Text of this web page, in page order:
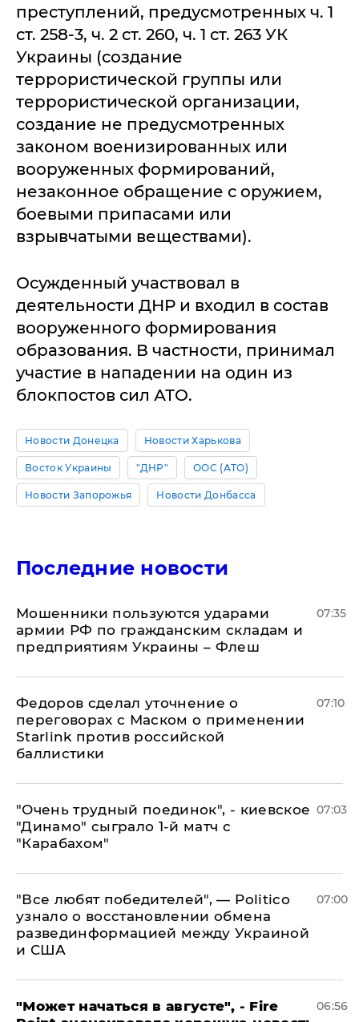
преступлений, предусмотренных ч. 1
ст. 258-3, ч. 2 ст. 260, ч. 1 ст. 263 УК
Украины (создание
террористической группы или
террористической организации,
создание не предусмотренных
законом военизированных или
вооруженных формирований,
незаконное обращение с оружием,
боевыми припасами или
взрывчатыми веществами).
Осужденный участвовал в
деятельности ДНР и входил в состав
вооруженного формирования
образования. В частности, принимал
участие в нападении на один из
блокпостов сил АТО.
Новости Донецка Новости Харькова
Восток Украины "ДНР" ООС (АТО)
Новости Запорожья Новости Донбасса
Последние новости
Мошенники пользуются ударами
армии РФ по гражданским складам и
предприятиям Украины – Флеш
07:35
Федоров сделал уточнение о
переговорах с Маском о применении
Starlink против российской
баллистики
07:10
"Очень трудный поединок", - киевское
"Динамо" сыграло 1-й матч с
"Карабахом"
07:03
​"Все любят победителей", — Politico
узнало о восстановлении обмена
развединформацией между Украиной
и США
07:00
"Может начаться в августе", - Fire
06:56